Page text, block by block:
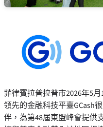
菲律賓拉普拉普市2026年5月
領先的金融科技平臺GCash
伴，為第48屆東盟峰會提供